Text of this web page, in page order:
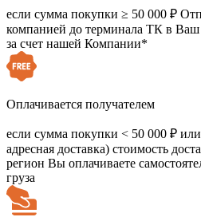
если сумма покупки ≥ 50 000 ₽
компанией до терминала ТК в Ваш
за счет нашей Компании*
Оплачивается получателем
если сумма покупки < 50 000 ₽
адресная доставка) стоимость
регион Вы оплачиваете
груза